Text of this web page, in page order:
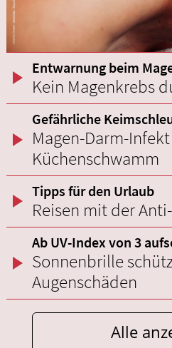
Entwarnung beim
Kein Magenkrebs
Gefährliche
Magen-Darm-
Küchenschwamm
Tipps für den Urlaub
Reisen mit der
Ab UV-Index von 3
Sonnenbrille
Augenschäden
Alle